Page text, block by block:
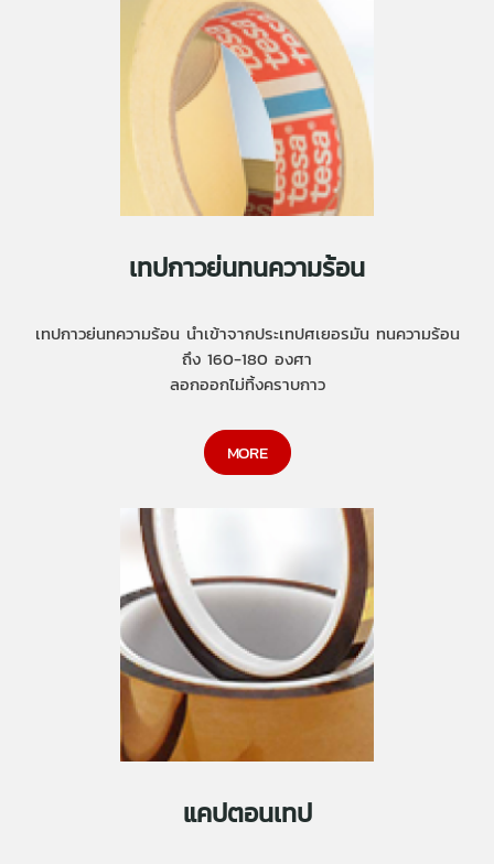
เทปกาวย่นทนความร้อน
เทปกาวย่นทความร้อน นำเข้าจากประเทปศเยอรมัน ทนความร้อน
ถึง 160-180 องศา
ลอกออกไม่ทิ้งคราบกาว
MORE
แคปตอนเทป